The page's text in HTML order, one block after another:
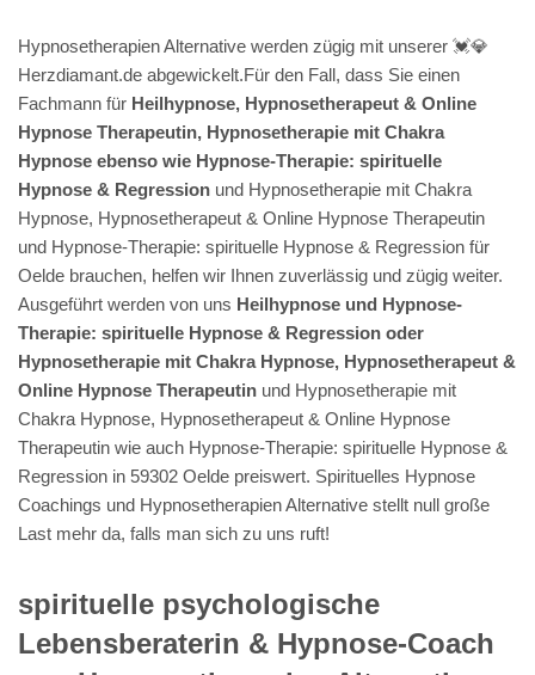
Hypnosetherapien Alternative werden zügig mit unserer 💓️💎
Herzdiamant.de abgewickelt.Für den Fall, dass Sie einen
Fachmann für Heilhypnose, Hypnosetherapeut & Online
Hypnose Therapeutin, Hypnosetherapie mit Chakra
Hypnose ebenso wie Hypnose-Therapie: spirituelle
Hypnose & Regression und Hypnosetherapie mit Chakra
Hypnose, Hypnosetherapeut & Online Hypnose Therapeutin
und Hypnose-Therapie: spirituelle Hypnose & Regression für
Oelde brauchen, helfen wir Ihnen zuverlässig und zügig weiter.
Ausgeführt werden von uns Heilhypnose und Hypnose-
Therapie: spirituelle Hypnose & Regression oder
Hypnosetherapie mit Chakra Hypnose, Hypnosetherapeut &
Online Hypnose Therapeutin und Hypnosetherapie mit
Chakra Hypnose, Hypnosetherapeut & Online Hypnose
Therapeutin wie auch Hypnose-Therapie: spirituelle Hypnose &
Regression in 59302 Oelde preiswert. Spirituelles Hypnose
Coachings und Hypnosetherapien Alternative stellt null große
Last mehr da, falls man sich zu uns ruft!
spirituelle psychologische
Lebensberaterin & Hypnose-Coach